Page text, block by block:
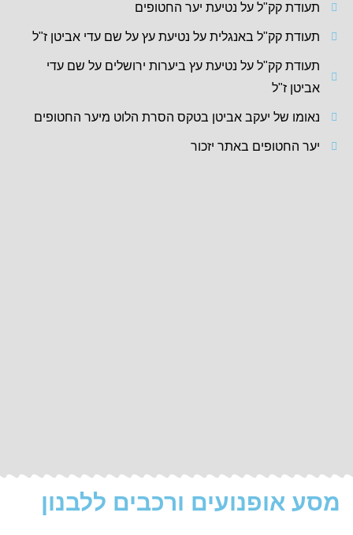
תעודת קק"ל על נטיעת יער החטופים
תעודת קק"ל באנגלית על נטיעת עץ על שם עדי אביטן ז"ל
תעודת קק"ל על נטיעת עץ ביערות ירושלים על שם עדי
אביטן ז"ל
נאומו של יעקב אביטן בטקס הסרת הלוט מיער החטופים
יער החטופים באתר יזכור
מסע אופנועים ורכבים ללבנון